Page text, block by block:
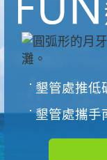
墾管處推低
墾管處攜手南